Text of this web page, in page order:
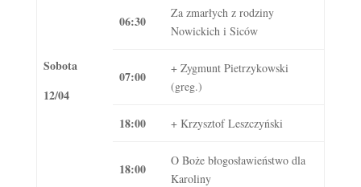
Sobota
12/04
06:30
Za zmarłych z rodziny
Nowickich i Siców
07:00
+ Zygmunt Pietrzykowski
(greg.)
18:00 + Krzysztof Leszczyński
18:00
O Boże błogosławieństwo dla
Karoliny